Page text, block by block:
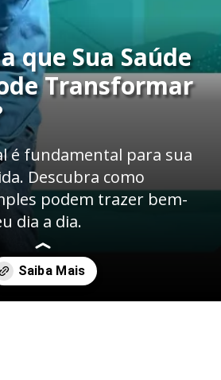
que Sua Saúde
Transformar
é fundamental para sua
Descubra como
podem trazer bem-
dia a dia.